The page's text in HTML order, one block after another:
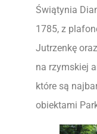
Świątynia
1785, z
Jutrzenkę
na rzymskiej
które są
obiektami